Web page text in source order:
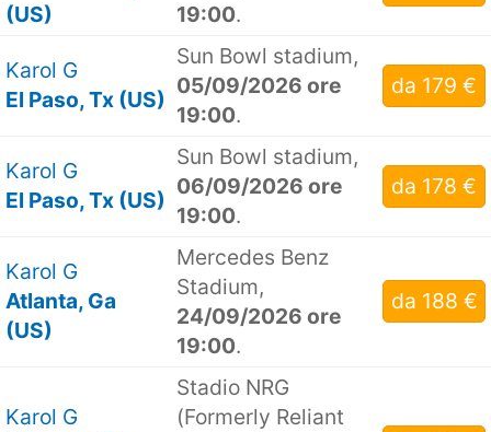
(US)
19:00.
Karol G
El Paso, Tx (US)
Sun Bowl stadium,
05/09/2026 ore
19:00.
da 179 €
Karol G
El Paso, Tx (US)
Sun Bowl stadium,
06/09/2026 ore
19:00.
da 178 €
Karol G
Atlanta, Ga
(US)
Mercedes Benz
Stadium,
24/09/2026 ore
19:00.
da 188 €
Karol G
Stadio NRG
(Formerly Reliant